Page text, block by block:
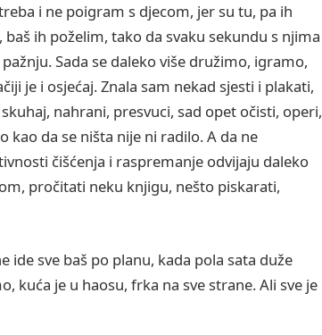
i ne poigram s djecom, jer su tu, pa ih
ih poželim, tako da svaku sekundu s njima
Sada se daleko više družimo, igramo,
je i osjećaj. Znala sam nekad sjesti i plakati,
nahrani, presvuci, sad opet očisti, operi,
kao da se ništa nije ni radilo. A da ne
čišćenja i raspremanje odvijaju daleko
pročitati neku knjigu, nešto piskarati,
sve baš po planu, kada pola sata duže
kuća je u haosu, frka na sve strane. Ali sve je